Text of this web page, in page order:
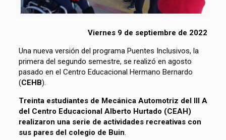
Viernes 9 de septiembre de 2022
Una nueva versión del programa Puentes Inclusivos, la
primera del segundo semestre, se realizó en agosto
pasado en el Centro Educacional Hermano Bernardo
(CEHB).
Treinta estudiantes de Mecánica Automotriz del III A
del Centro Educacional Alberto Hurtado (CEAH)
realizaron una serie de actividades recreativas con
sus pares del colegio de Buin.